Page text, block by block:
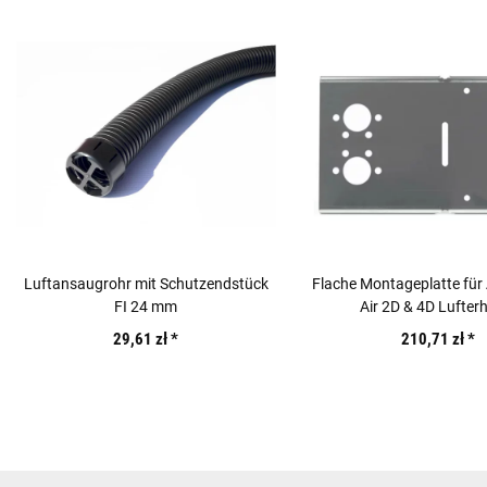
Luftansaugrohr mit Schutzendstück
FI 24 mm
29,61 zł*
Flache Montageplatte für
Air 2D & 4D
210,71 zł*